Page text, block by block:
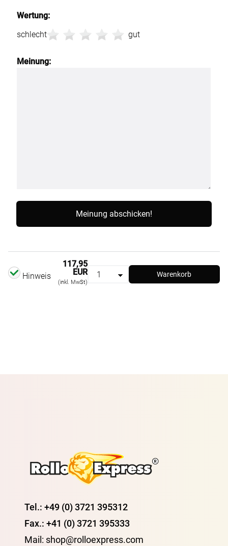
Wertung:
schlecht
gut
Meinung:
Hinweis
117,95
EUR
(inkl. MwSt)
Warenkorb
Tel.: +49 (0) 3721 395312
Fax.: +41 (0) 3721 395333
Mail: shop@rolloexpress.com